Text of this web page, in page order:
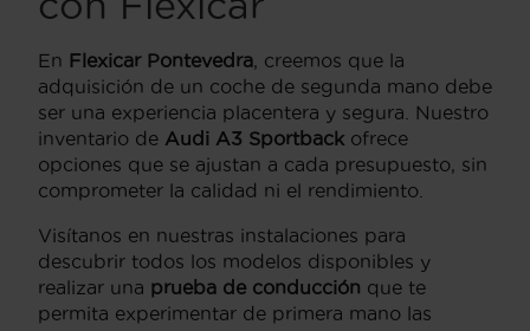
En Flexicar Pontevedra, creemos que la
adquisición de un coche de segunda mano debe
ser una experiencia placentera y segura. Nuestro
inventario de Audi A3 Sportback ofrece
opciones que se ajustan a cada presupuesto, sin
comprometer la calidad ni el rendimiento.
Visítanos en nuestras instalaciones para
descubrir todos los modelos disponibles y
realizar una prueba de conducción que te
permita experimentar de primera mano las